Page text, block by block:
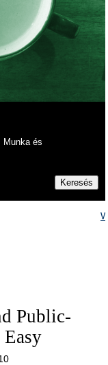
Munka és
Public-